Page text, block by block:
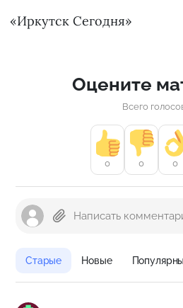
«Иркутск Сегодня»
Оцените
Всего
0 0 0
Старые Новые